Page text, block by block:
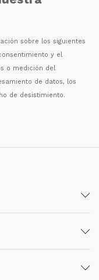
ón sobre los siguientes
y el
o medición del
de datos, los
de desistimiento.